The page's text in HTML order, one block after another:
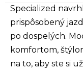
Specialized
prispôsobený
po dospelých.
komfortom,
na to, aby ste si